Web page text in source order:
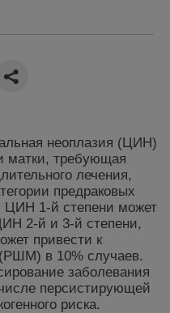
неоплазия (ЦИН)
матки, требующая
лечения,
предраковых
ЦИН 1-й степени может
2-й и 3-й степени,
привести к
в 10% случаев.
заболевания
персистирующей
риска.